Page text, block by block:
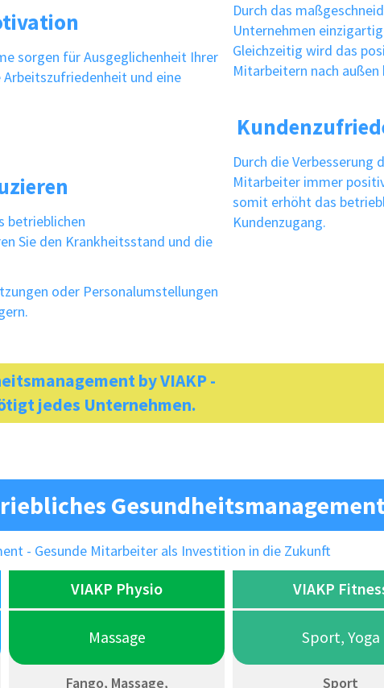
sorgen für Ausgeglichenheit Ihrer
und eine
betrieblichen
Sie den Krankheitsstand und die
oder Personalumstellungen
Durch das
Unternehmen
Gleichzeitig wird das
Mitarbeitern nach
Durch die
Mitarbeiter immer
somit erhöht das
Kundenzugang.
by VIAKP -
jedes Unternehmen.
- Gesunde Mitarbeiter als Investition in die Zukunft
VIAKP Physio
Massage
Fango, Massage,
VIAKP
Sport, Yoga
Sport